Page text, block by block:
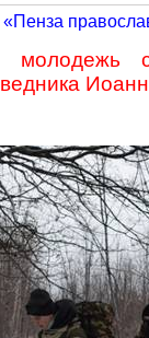
«Пенза
молодежь